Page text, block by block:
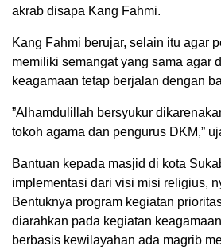
akrab disapa Kang Fahmi.
Kang Fahmi berujar, selain itu agar
memiliki semangat yang sama agar
keagamaan tetap berjalan dengan
”Alhamdulillah bersyukur
tokoh agama dan pengurus DKM,”
Bantuan kepada masjid di kota
implementasi dari visi misi religius,
Bentuknya program kegiatan
diarahkan pada kegiatan
berbasis kewilayahan ada magrib